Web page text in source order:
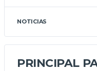
NOTICIAS
PRINCIPAL